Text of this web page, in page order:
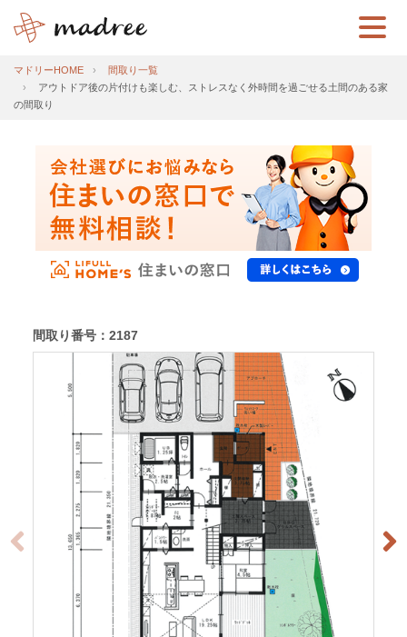
マドリーHOME
間取り一覧
アウトドア後の片付けも楽しむ、ストレスなく外時間を過ごせる土間のある家
の間取り
間取り番号：2187